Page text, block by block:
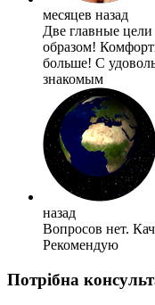
месяцев назад
Две главные
образом!
больше! С
знакомым
назад
Вопросов нет.
Рекомендую
Потрібна